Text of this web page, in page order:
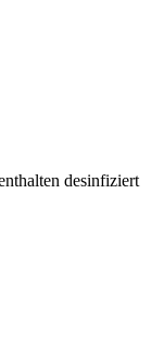
desinfiziert